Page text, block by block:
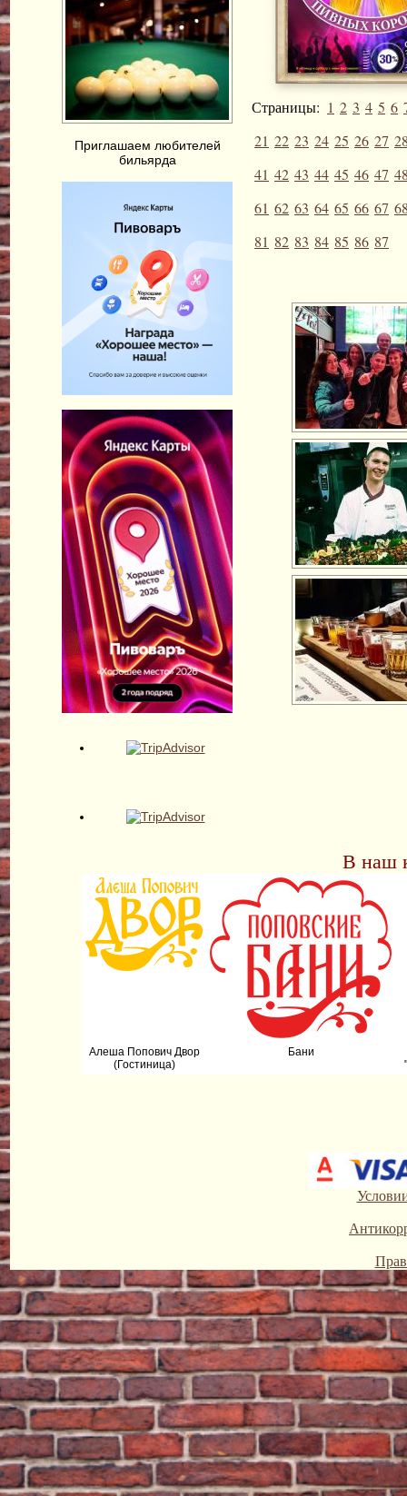
Приглашаем любителей
бильярда
Страницы: 1 2 3 4 5 6
21 22 23 24 25 26 27
41 42 43 44 45 46 47
61 62 63 64 65 66 67
81 82 83 84 85 86 87
В наш
Алеша Попович Двор
(Гостиница)
Бани